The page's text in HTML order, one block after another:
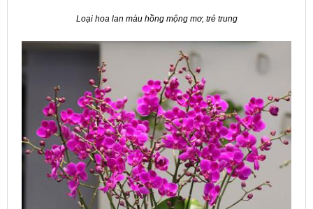
Loại hoa lan màu hồng mộng mơ, trẻ trung